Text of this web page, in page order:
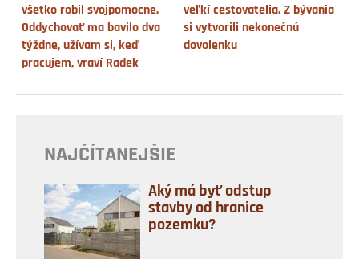
všetko robil svojpomocne.
Oddychovať ma bavilo dva
týždne, užívam si, keď
pracujem, vraví Radek
veľkí cestovatelia. Z bývania
si vytvorili nekonečnú
dovolenku
NAJČÍTANEJŠIE
Aký má byť odstup
stavby od hranice
pozemku?